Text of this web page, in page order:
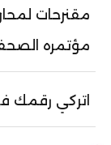
مقنرحات
مؤتمره
اتركي